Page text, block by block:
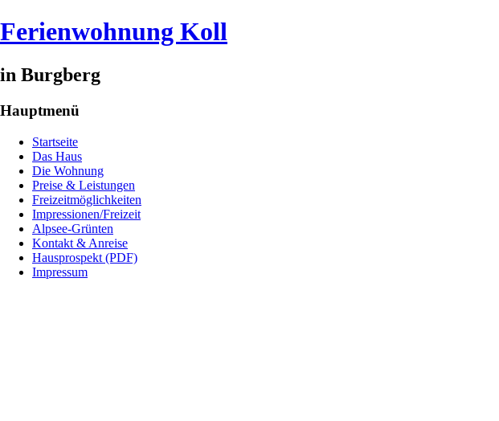
Ferienwohnung Koll
in Burgberg
Hauptmenü
Startseite
Das Haus
Die Wohnung
Preise & Leistungen
Freizeitmöglichkeiten
Impressionen/Freizeit
Alpsee-Grünten
Kontakt & Anreise
Hausprospekt (PDF)
Impressum